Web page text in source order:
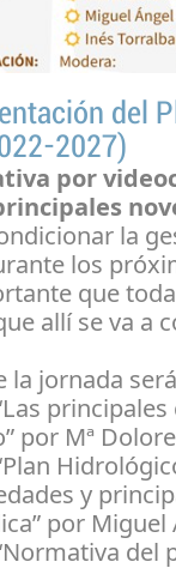
del
2027)
por
la
los
que
allí se va a
la jornada
por Mª
y
por Miguel